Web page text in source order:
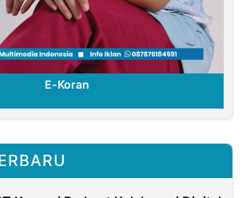
E-Koran